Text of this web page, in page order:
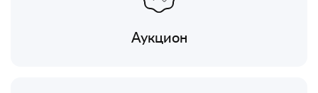
Аукцион